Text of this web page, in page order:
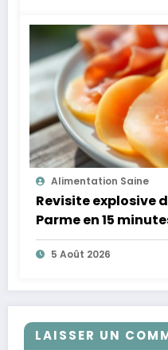
Alimentation Saine
Revisite explosive
Parme en 15
5 Août 2026
LAISSER UN